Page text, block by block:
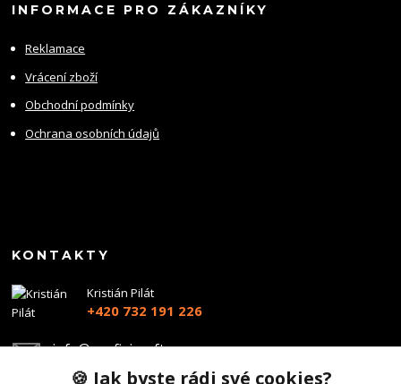
INFORMACE PRO ZÁKAZNÍKY
Reklamace
Vrácení zboží
Obchodní podmínky
Ochrana osobních údajů
KONTAKTY
Kristián Pilát
+420 732 191 226
info@profiairsoft.cz
🍪 Jak byste rádi své cookies?